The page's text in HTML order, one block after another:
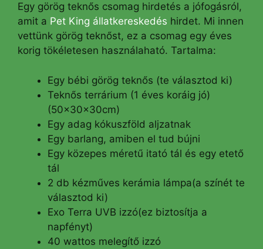
Egy görög teknős csomag hirdetés a jófogásról,
amit a Pet King állatkereskedés hirdet. Mi innen
vettünk görög teknőst, ez a csomag egy éves
korig tökéletesen használaható. Tartalma:
Egy bébi görög teknős (te választod ki)
Teknős terrárium (1 éves koráig jó)
(50x30x30cm)
Egy adag kókuszföld aljzatnak
Egy barlang, amiben el tud bújni
Egy közepes méretű itató tál és egy etető
tál
2 db kézműves kerámia lámpa(a színét te
választod ki)
Exo Terra UVB izzó(ez biztosítja a
napfényt)
40 wattos melegítő izzó